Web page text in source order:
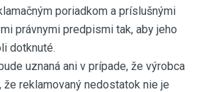
poriadkom a príslušnými
právnymi predpismi tak, aby jeho
dotknuté.
uznaná ani v prípade, že výrobca
že reklamovaný nedostatok nie je